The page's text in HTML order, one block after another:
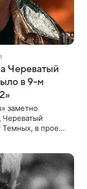
Череватый
в 9-м
заметно
Череватый
Темных, в проект